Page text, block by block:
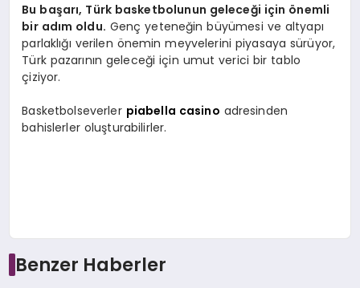
Bu başarı, Türk basketbolunun geleceği için önemli
bir adım oldu. Genç yeteneğin büyümesi ve altyapı
parlaklığı verilen önemin meyvelerini piyasaya sürüyor,
Türk pazarının geleceği için umut verici bir tablo
çiziyor.
Basketbolseverler piabella casino adresinden
bahislerler oluşturabilirler.
Benzer Haberler